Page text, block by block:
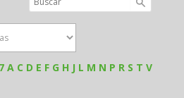
7 A C D E F G H J L M N P R S T V